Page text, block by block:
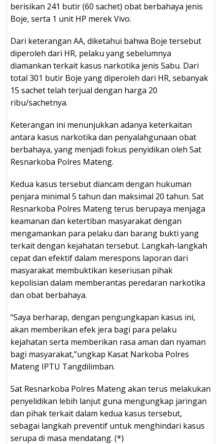
berisikan 241 butir (60 sachet) obat berbahaya jenis
Boje, serta 1 unit HP merek Vivo.
Dari keterangan AA, diketahui bahwa Boje tersebut
diperoleh dari HR, pelaku yang sebelumnya
diamankan terkait kasus narkotika jenis Sabu. Dari
total 301 butir Boje yang diperoleh dari HR, sebanyak
15 sachet telah terjual dengan harga 20
ribu/sachetnya.
Keterangan ini menunjukkan adanya keterkaitan
antara kasus narkotika dan penyalahgunaan obat
berbahaya, yang menjadi fokus penyidikan oleh Sat
Resnarkoba Polres Mateng.
Kedua kasus tersebut diancam dengan hukuman
penjara minimal 5 tahun dan maksimal 20 tahun. Sat
Resnarkoba Polres Mateng terus berupaya menjaga
keamanan dan ketertiban masyarakat dengan
mengamankan para pelaku dan barang bukti yang
terkait dengan kejahatan tersebut. Langkah-langkah
cepat dan efektif dalam merespons laporan dari
masyarakat membuktikan keseriusan pihak
kepolisian dalam memberantas peredaran narkotika
dan obat berbahaya.
“Saya berharap, dengan pengungkapan kasus ini,
akan memberikan efek jera bagi para pelaku
kejahatan serta memberikan rasa aman dan nyaman
bagi masyarakat,”ungkap Kasat Narkoba Polres
Mateng IPTU Tangdilimban.
Sat Resnarkoba Polres Mateng akan terus melakukan
penyelidikan lebih lanjut guna mengungkap jaringan
dan pihak terkait dalam kedua kasus tersebut,
sebagai langkah preventif untuk menghindari kasus
serupa di masa mendatang. (*)